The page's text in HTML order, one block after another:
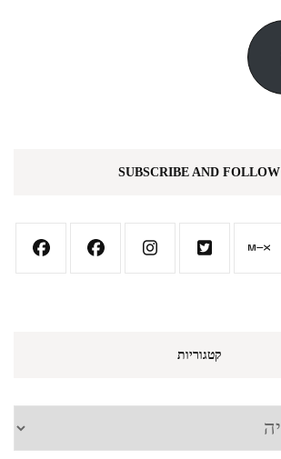
SUBSCRIBE AND FOLLOW
קטגוריות